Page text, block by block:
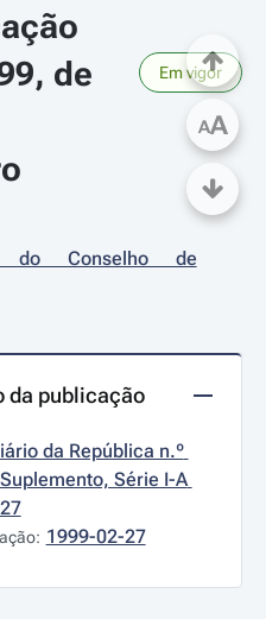
de
Em vigor
do Conselho de
da publicação
da República n.º
Série I-A
1999-02-27
AA